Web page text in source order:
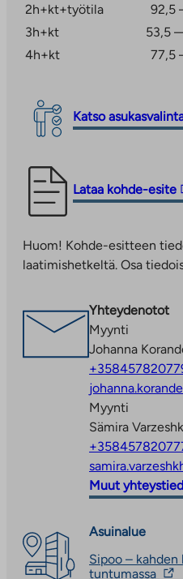
Nikkilässä sijaitsevasta
asuinalue palveluineen noin
Keskustaajaman palvelut
Nikkilän
yläkoulut.
peruskoulu, joka sijaitsee
vanhalla sairaala-alueella.
2h+kt+työtila
92,5
3h+kt
53,5
4h+kt
77,5
Katso
Linkki
vie
Linkki
välilehteen
Lataa kohde-esite
Linkki
vie
palveluun.
Linkki
uuteen
välilehteen
Huom! Kohde-esitteen
laatimishetkeltä. Osa
Yhteydenotot
Myynti
Johanna
Myynti
Sämira
Muut
Asuinalue
Sipoo –
tuntumassa